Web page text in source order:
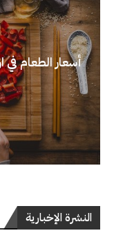
أسعار الطعام في
النشرة الإخبارية